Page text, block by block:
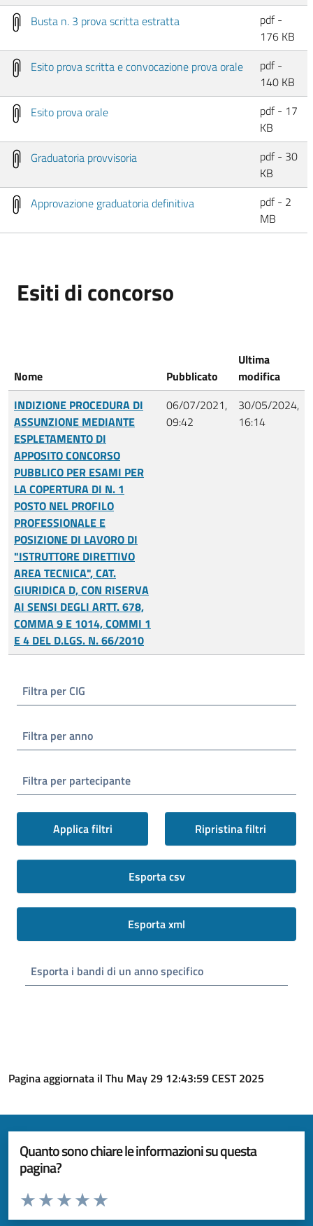
Busta n. 3 prova scritta estratta
pdf -
176 KB
Esito prova scritta e convocazione prova orale
pdf -
140 KB
Esito prova orale
pdf - 17
KB
Graduatoria provvisoria
pdf - 30
KB
Approvazione graduatoria definitiva
pdf - 2
MB
Esiti di concorso
Nome Pubblicato
Ultima
modifica
INDIZIONE PROCEDURA DI
ASSUNZIONE MEDIANTE
ESPLETAMENTO DI
APPOSITO CONCORSO
PUBBLICO PER ESAMI PER
LA COPERTURA DI N. 1
POSTO NEL PROFILO
PROFESSIONALE E
POSIZIONE DI LAVORO DI
"ISTRUTTORE DIRETTIVO
AREA TECNICA", CAT.
GIURIDICA D, CON RISERVA
AI SENSI DEGLI ARTT. 678,
COMMA 9 E 1014, COMMI 1
E 4 DEL D.LGS. N. 66/2010
06/07/2021,
09:42
30/05/2024,
16:14
Filtra per CIG
Filtra per anno
Filtra per partecipante
Applica filtri Ripristina filtri
Esporta csv
Esporta xml
Esporta i bandi di un anno specifico
Pagina aggiornata il Thu May 29 12:43:59 CEST 2025
Quanto sono chiare le informazioni su questa
pagina?
Valuta da 1 a 5 stelle la pagina
Valuta 5 stelle su 5
Valuta 4 stelle su 5
Valuta 3 stelle su 5
Valuta 2 stelle su 5
Valuta 1 stelle su 5